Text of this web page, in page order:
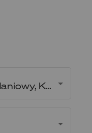
Śniadanie, Lunch dwudaniowy, Kolacja